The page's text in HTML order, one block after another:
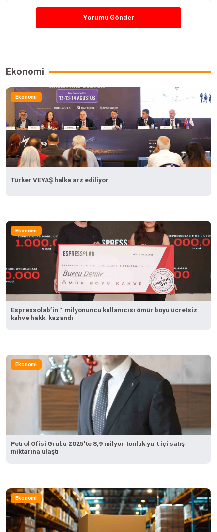
Yorumu Gönder
Ekonomi
Ekonomi
Türker VEYAŞ halka arz ediliyor
Ekonomi
Espressolab’in 1 milyonuncu kullanıcısı ömür boyu ücretsiz
kahve hakkı kazandı
Ekonomi
Petrol Ofisi Grubu 2025’te 8,9 milyon tonluk yurt içi satış
miktarına ulaştı
Ekonomi